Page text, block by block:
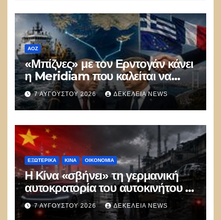
ΑΟΖ
«Μπίζνες» με τον Ερντογάν κάνει
η Meridiam που καλείται να
ξεμπλοκάρει το καλώδιο
Ελλάδας–Κύπρου
7 ΑΥΓΟΎΣΤΟΥ 2026 ΔΕΚΈΛΕΙΑ NEWS
ΕΞΩΤΕΡΙΚΑ ΚΊΝΑ ΟΙΚΟΝΟΜΙΑ
Η Κίνα «σβήνει» τη γερμανική
αυτοκρατορία του αυτοκινήτου –
100.000 απολύσεις, λουκέτα και
πολιτικός πανικός
7 ΑΥΓΟΎΣΤΟΥ 2026 ΔΕΚΈΛΕΙΑ NEWS